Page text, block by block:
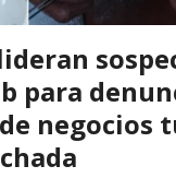
para
negocios